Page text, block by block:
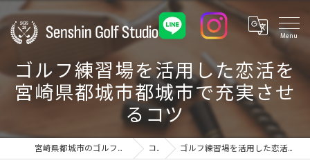
ゴルフ練習場を活用した恋活を
宮崎県都城市都城市で充実させ
るコツ
宮崎県都城市のゴルフ練習場ならSenshin Golf Studio 24 コラム ゴルフ練習場を活用した恋活を宮崎県都城市都城市で充実させるコツ